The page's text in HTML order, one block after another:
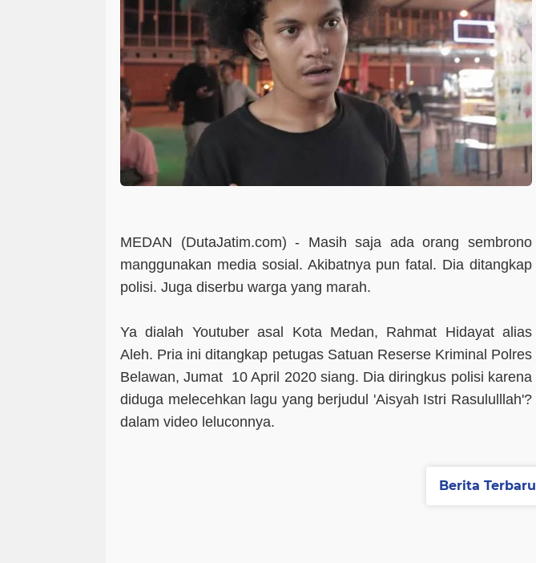
MEDAN (DutaJatim.com) - Masih saja ada orang sembrono
manggunakan media sosial. Akibatnya pun fatal. Dia ditangkap
polisi. Juga diserbu warga yang marah.
Ya dialah Youtuber asal Kota Medan, Rahmat Hidayat alias
Aleh. Pria ini ditangkap petugas Satuan Reserse Kriminal Polres
Belawan, Jumat 10 April 2020 siang. Dia diringkus polisi karena
diduga melecehkan lagu yang berjudul 'Aisyah Istri Rasululllah'?
dalam video leluconnya.
Berita Terbaru